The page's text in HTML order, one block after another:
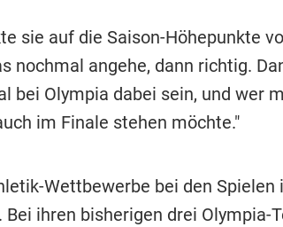
sie auf die Saison-Höhepunkte
nochmal angehe, dann richtig.
bei Olympia dabei sein, und wer
im Finale stehen möchte."
Wettbewerbe bei den Spielen
ihren bisherigen drei Olympia-